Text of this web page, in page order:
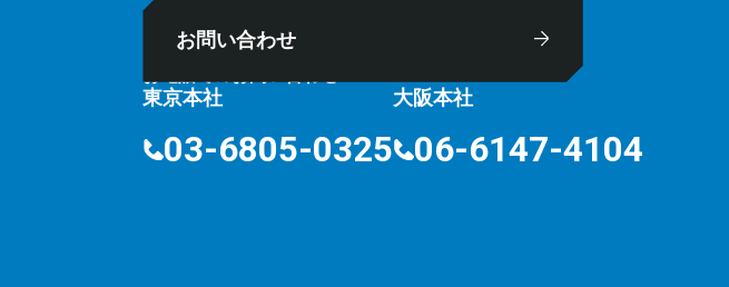
お問い合わせ
東京本社
03-6805-0325
大阪本社
06-6147-4104